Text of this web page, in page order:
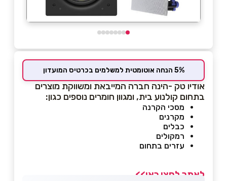
5% הנחה אוטומטית למשלמים בכרטיס המועדון
אודיו טק -הינה חברה המייבאת ומשווקת מוצרים
בתחום קולנוע בית, ומגוון חומרים נוספים כגון:
מסכי הקרנה
מקרנים
כבלים
רמקולים
עזרים בתחום
לאתר לחצו כאן>>